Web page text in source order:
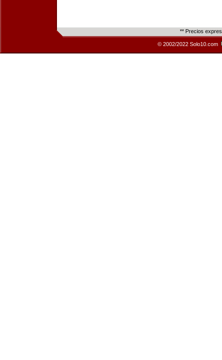
** Precios
© 2002/2022 Solo10.com